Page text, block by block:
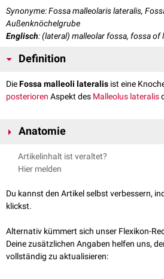
Synonyme: Fossa malleolaris lateralis,
Außenknöchelgrube
Englisch: (lateral) malleolar fossa, fossa of
Definition
DieFossa malleoli lateralis ist eine
posterioren Aspekt des Malleolus lateralis
Anatomie
Die Fossa malleoli lateralis dient als Ansatz
talofibulare posterius
Artikelinhalt ist veraltet?
Hier melden
Du kannst den Artikel selbst verbessern,
klickst.
Alternativ kümmert sich unser Flexikon-
Deine zusätzlichen Angaben helfen uns,
vollständig zu aktualisieren: